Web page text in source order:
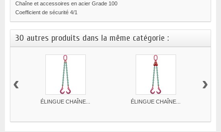
Chaîne et accessoires en acier Grade 100
Coefficient de sécurité 4/1
30 autres produits dans la même catégorie :
ÉLINGUE CHAÎNE... ÉLINGUE CHAÎNE...
‹ ›